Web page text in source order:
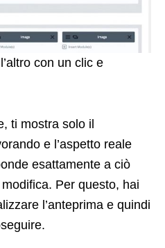
con un clic e
ti mostra solo il
e l’aspetto reale
esattamente a ciò
Per questo, hai
l’anteprima e quindi